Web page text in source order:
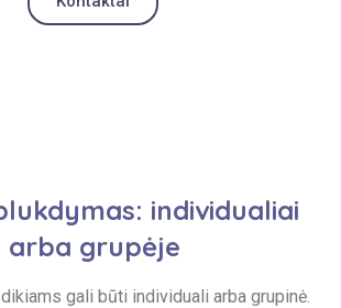
individualiai
arba grupėje
gali būti individuali arba grupinė.